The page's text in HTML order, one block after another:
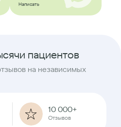
Написать
пациентов
на независимых
10 000+
Отзывов